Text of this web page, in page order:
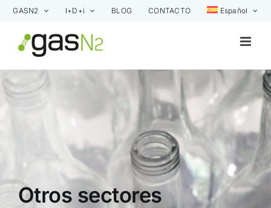
Saltar
contenido
GASN2 I+D+i BLOG CONTACTO Español
Otros sectores